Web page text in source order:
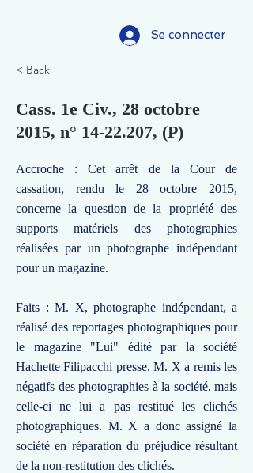
Se connecter
< Back
Cass. 1e Civ., 28 octobre
2015, n° 14-22.207, (P)
Accroche : Cet arrêt de la Cour de
cassation, rendu le 28 octobre 2015,
concerne la question de la propriété des
supports matériels des photographies
réalisées par un photographe indépendant
pour un magazine.
Faits : M. X, photographe indépendant, a
réalisé des reportages photographiques pour
le magazine "Lui" édité par la société
Hachette Filipacchi presse. M. X a remis les
négatifs des photographies à la société, mais
celle-ci ne lui a pas restitué les clichés
photographiques. M. X a donc assigné la
société en réparation du préjudice résultant
de la non-restitution des clichés.